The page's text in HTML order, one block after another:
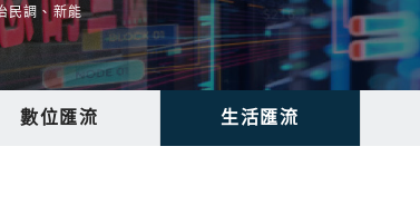
民調、新能
數位匯流 生活匯流